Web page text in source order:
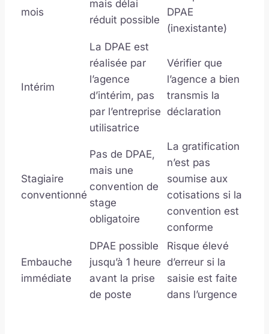
mois
mais délai
réduit possible
DPAE
(inexistante)
Intérim
La DPAE est
réalisée par
l’agence
d’intérim, pas
par l’entreprise
utilisatrice
Vérifier que
l’agence a bien
transmis la
déclaration
Stagiaire
conventionné
Pas de DPAE,
mais une
convention de
stage
obligatoire
La gratification
n’est pas
soumise aux
cotisations si la
convention est
conforme
Embauche
immédiate
DPAE possible
jusqu’à 1 heure
avant la prise
de poste
Risque élevé
d’erreur si la
saisie est faite
dans l’urgence